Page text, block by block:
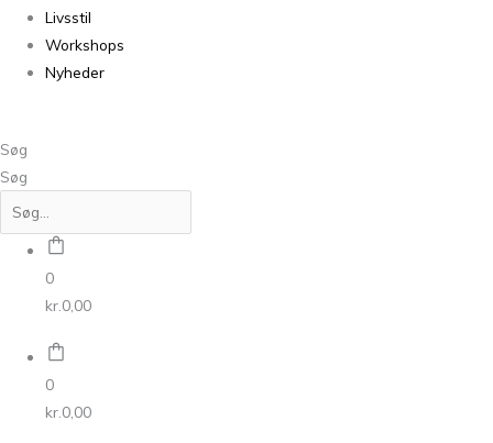
Livsstil
Workshops
Nyheder
Søg
Søg
0
kr. 0,00
0
kr. 0,00